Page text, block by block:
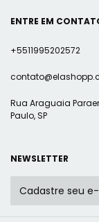
ENTRE EM
+5511995202572
Rua Araguaia
Paulo, SP
NEWSLETTER